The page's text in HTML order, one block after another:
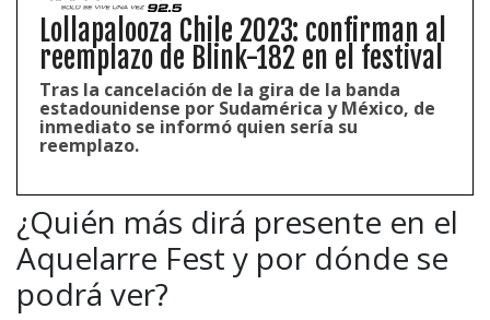
Lollapalooza Chile 2023: confirman al
reemplazo de Blink-182 en el festival
Tras la cancelación de la gira de la banda
estadounidense por Sudamérica y México, de
inmediato se informó quien sería su
reemplazo.
¿Quién más dirá presente en el
Aquelarre Fest y por dónde se
podrá ver?